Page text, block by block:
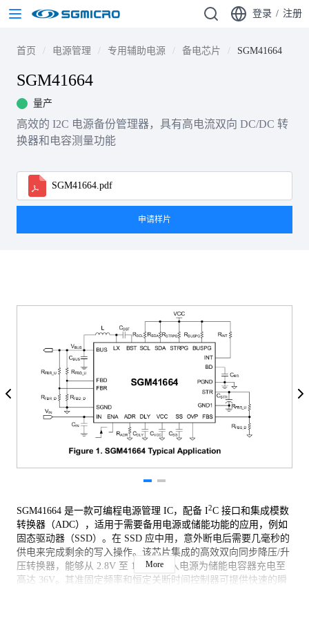
登录 / 注册
首页 电源管理 专用辅助电源 备电芯片 SGM41664
SGM41664
量产
高效的 I2C 电源备份管理器，具有高电流双向 DC/DC 转
换器和电容测量功能
SGM41664.pdf
申请样片
SGM41664 是一款可编程电源管理 IC，配备 I2C 接口和集成模数
转换器（ADC），适用于需要备用电源或储能功能的应用，例如
固态驱动器（SSD）。在 SSD 应中用，意外断电后需要几毫秒的
供电来完成剩余的写入操作。该芯片集成的高效双向同步降压/升
压转换器，能够从 2.8V 至 16V 的输入电源为储能电容器充电至
高达 36V。其准固定频率和恒定关断时间控制器可提供快速的瞬
More